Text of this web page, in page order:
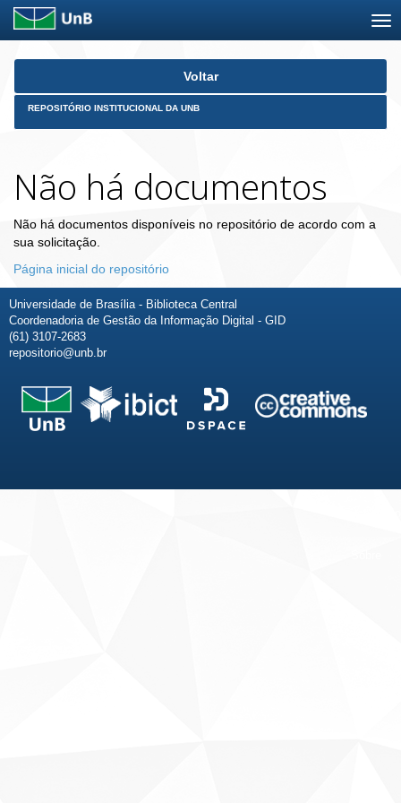
Skip
Voltar
REPOSITÓRIO INSTITUCIONAL DA UNB
Não há documentos
Não há documentos disponíveis no repositório de acordo com a
sua solicitação.
Página inicial do repositório
Universidade de Brasília - Biblioteca Central
Coordenadoria de Gestão da Informação Digital - GID
(61) 3107-2683
repositorio@unb.br